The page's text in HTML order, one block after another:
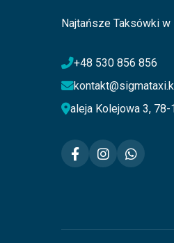
Najtańsze Taksówki w
+48 530 856 856
aleja Kolejowa 3, 78-